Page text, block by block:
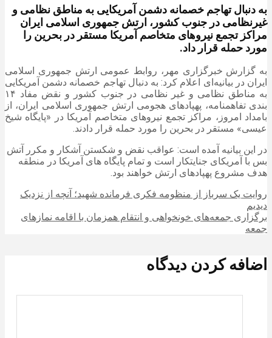
به دنبال تهاجم خصمانه دشمن آمریکایی به مناطق نظامی و
غیرنظامی در جنوب کشور، ارتش جمهوری اسلامی ایران
مراکز تجمع نیروهای متخاصم آمریکا مستقر در بحرین را
مورد حمله قرار داد.
به گزارش خبرگزاری مهر، روابط عمومی ارتش جمهوری اسلامی
ایران در بیانیه‌ای اعلام کرد: به دنبال تهاجم خصمانه دشمن آمریکایی
به مناطق نظامی و غیر نظامی در جنوب کشور و نقض مفاد ۱۴
بندی تفاهمنامه، پهپادهای هجومی ارتش جمهوری اسلامی ایران، از
بامداد امروز، مراکز تجمع نیروهای متخاصم آمریکا در «پایگاه شیخ
عیسی» مستقر در بحرین را مورد حمله قرار دادند.
در این بیانیه آمده است: عواقب نقض و شکستن آشکار و مکرر آتش
بس با آمریکای جنایتکار است و تمام پایگاه های آمریکا در منطقه
هدف مشروع پهپادهای ارتش خواهند بود.
روایت یک سرباز از منظومه فکری فرمانده شهید؛ آنچه از نزدیک
دیدیم
برگزاری جمعه‌های خونخواهی و انتقام همزمان با اقامه نمازهای
جمعه
اضافه کردن دیدگاه